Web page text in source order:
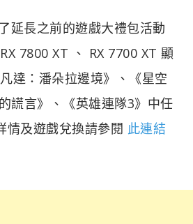
延長之前的遊戲大禮包活動
7800 XT 、 RX 7700 XT 顯
達：潘朵拉邊境》、《星空
謊言》、《英雄連隊3》中任
情及遊戲兌換請參閱 此連結